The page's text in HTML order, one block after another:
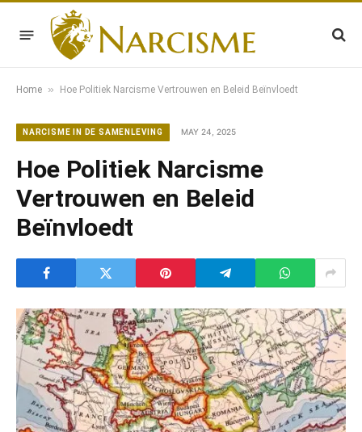
Home » Hoe Politiek Narcisme Vertrouwen en Beleid Beïnvloedt
NARCISME IN DE SAMENLEVING MAY 24, 2025
Hoe Politiek Narcisme
Vertrouwen en Beleid
Beïnvloedt